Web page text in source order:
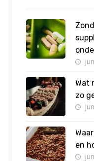
Wat
zo
en